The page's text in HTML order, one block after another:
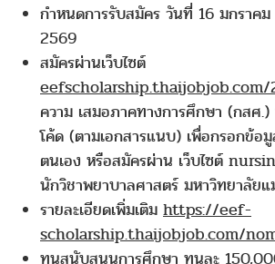
กําหนดการรับสมัคร วันที่ 16 มกราค
2569
สมัครผ่านเว็บไซต์
ความ เสมอภาคทางการศึกษา (กสศ
โค้ด (ตามเอกสารแนบ) เพื่อกรอกข้อ
ตนเอง หรือสมัครผ่าน เว็บไซต์
นักวิชาพยาบาลศาสตร์ มหาวิทยาลัยแ
รายละเอียดเพิ่มเติม https://eef-
scholarship.thaijobjob.com/
ทุนสนับสนุนการศึกษา ทุนละ